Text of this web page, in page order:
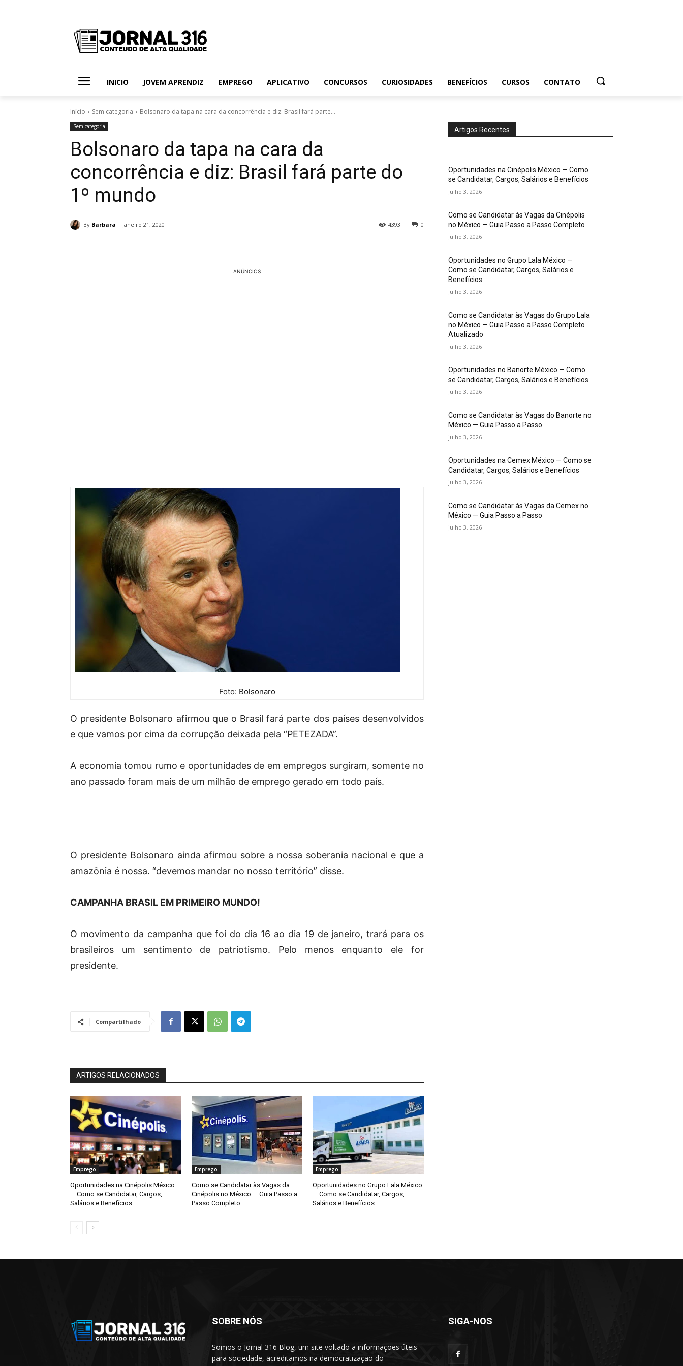
INICIO JOVEM APRENDIZ EMPREGO APLICATIVO CONCURSOS CURIOSIDADES BENEFÍCIOS CURSOS CONTATO
Início Sem categoria Bolsonaro da tapa na cara da concorrência e diz: Brasil fará parte...
Sem categoria
Bolsonaro da tapa na cara da
concorrência e diz: Brasil fará parte do
1º mundo
By Barbara janeiro 21, 2020 0
4393
ANÚNCIOS
Foto: Bolsonaro
O presidente Bolsonaro afirmou que o Brasil fará parte dos países desenvolvidos
e que vamos por cima da corrupção deixada pela “PETEZADA”.
A economia tomou rumo e oportunidades de em empregos surgiram, somente no
ano passado foram mais de um milhão de emprego gerado em todo país.
O presidente Bolsonaro ainda afirmou sobre a nossa soberania nacional e que a
amazônia é nossa. “devemos mandar no nosso território” disse.
CAMPANHA BRASIL EM PRIMEIRO MUNDO!
O movimento da campanha que foi do dia 16 ao dia 19 de janeiro, trará para os
brasileiros um sentimento de patriotismo. Pelo menos enquanto ele for
presidente.
Compartilhado
ARTIGOS RELACIONADOS
Emprego
Oportunidades na Cinépolis México
— Como se Candidatar, Cargos,
Salários e Benefícios
Emprego
Como se Candidatar às Vagas da
Cinépolis no México — Guia Passo a
Passo Completo
Emprego
Oportunidades no Grupo Lala México
— Como se Candidatar, Cargos,
Salários e Benefícios
Artigos Recentes
Oportunidades na Cinépolis México — Como
se Candidatar, Cargos, Salários e Benefícios
julho 3, 2026
Como se Candidatar às Vagas da Cinépolis
no México — Guia Passo a Passo Completo
julho 3, 2026
Oportunidades no Grupo Lala México —
Como se Candidatar, Cargos, Salários e
Benefícios
julho 3, 2026
Como se Candidatar às Vagas do Grupo Lala
no México — Guia Passo a Passo Completo
Atualizado
julho 3, 2026
Oportunidades no Banorte México — Como
se Candidatar, Cargos, Salários e Benefícios
julho 3, 2026
Como se Candidatar às Vagas do Banorte no
México — Guia Passo a Passo
julho 3, 2026
Oportunidades na Cemex México — Como se
Candidatar, Cargos, Salários e Benefícios
julho 3, 2026
Como se Candidatar às Vagas da Cemex no
México — Guia Passo a Passo
julho 3, 2026
SOBRE NÓS
Somos o Jornal 316 Blog, um site voltado a informações úteis
para sociedade, acreditamos na democratização do
SIGA-NOS